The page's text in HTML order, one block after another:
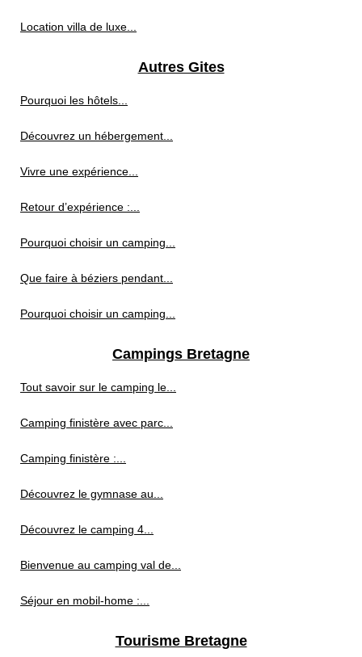
Location villa de luxe...
Autres Gites
Pourquoi les hôtels...
Découvrez un hébergement...
Vivre une expérience...
Retour d’expérience :...
Pourquoi choisir un camping...
Que faire à béziers pendant...
Pourquoi choisir un camping...
Campings Bretagne
Tout savoir sur le camping le...
Camping finistère avec parc...
Camping finistère :...
Découvrez le gymnase au...
Découvrez le camping 4...
Bienvenue au camping val de...
Séjour en mobil-home :...
Tourisme Bretagne